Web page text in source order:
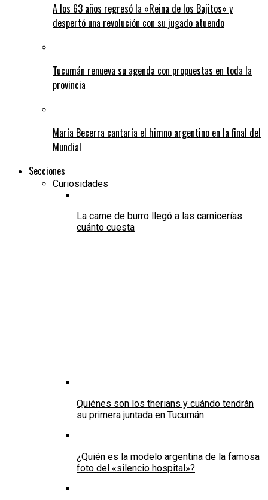
A los 63 años regresó la «Reina de los Bajitos» y
despertó una revolución con su jugado atuendo
Tucumán renueva su agenda con propuestas en toda la
provincia
María Becerra cantaría el himno argentino en la final del
Mundial
Secciones
Curiosidades
La carne de burro llegó a las carnicerías:
cuánto cuesta
Quiénes son los therians y cuándo tendrán
su primera juntada en Tucumán
¿Quién es la modelo argentina de la famosa
foto del «silencio hospital»?